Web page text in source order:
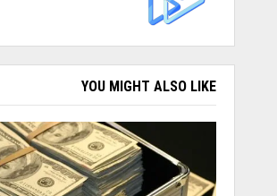
YOU MIGHT ALSO LIKE